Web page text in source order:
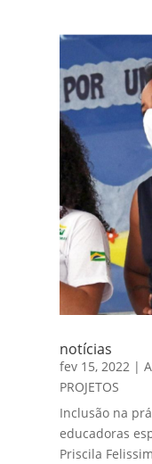
notícias
fev 15, 2022 |
PROJETOS
Inclusão na
educadoras
Priscila